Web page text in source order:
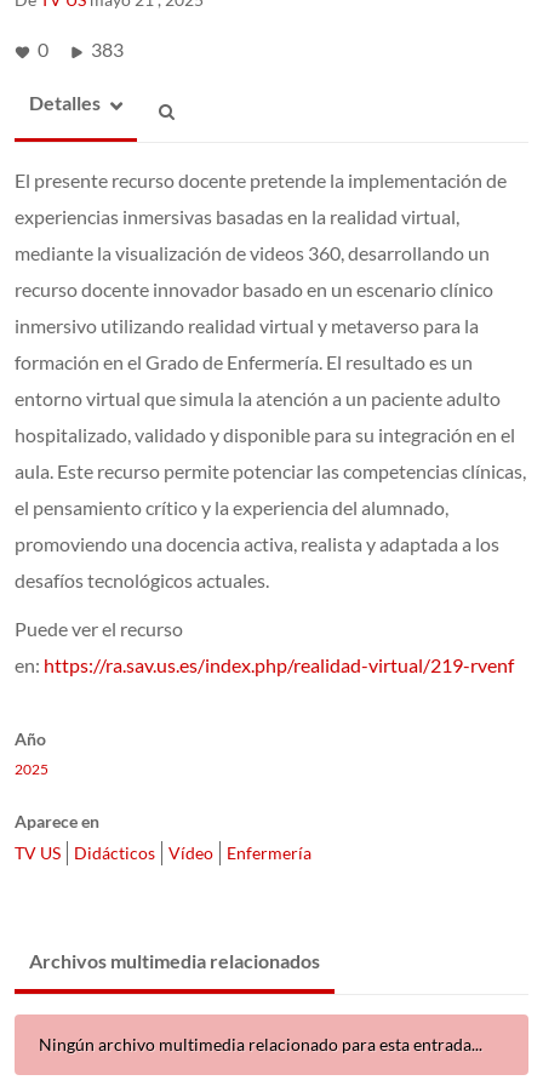
0 383
Detalles
El presente recurso docente pretende la implementación de
experiencias inmersivas basadas en la realidad virtual,
mediante la visualización de videos 360, desarrollando un
recurso docente innovador basado en un escenario clínico
inmersivo utilizando realidad virtual y metaverso para la
formación en el Grado de Enfermería. El resultado es un
entorno virtual que simula la atención a un paciente adulto
hospitalizado, validado y disponible para su integración en el
aula. Este recurso permite potenciar las competencias clínicas,
el pensamiento crítico y la experiencia del alumnado,
promoviendo una docencia activa, realista y adaptada a los
desafíos tecnológicos actuales.
Puede ver el recurso
en: https://ra.sav.us.es/index.php/realidad-virtual/219-rvenf
Año
2025
Aparece en
TV US
Didácticos Vídeo Enfermería
Archivos multimedia relacionados
Ningún archivo multimedia relacionado para esta entrada...